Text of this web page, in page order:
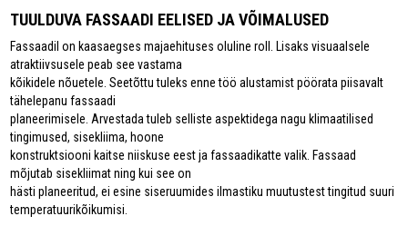
TUULDUVA FASSAADI EELISED JA VÕIMALUSED
Fassaadil on kaasaegses majaehituses oluline roll. Lisaks visuaalsele
atraktiivsusele peab see vastama
kõikidele nõuetele. Seetõttu tuleks enne töö alustamist pöörata piisavalt
tähelepanu fassaadi
planeerimisele. Arvestada tuleb selliste aspektidega nagu klimaatilised
tingimused, sisekliima, hoone
konstruktsiooni kaitse niiskuse eest ja fassaadikatte valik. Fassaad
mõjutab sisekliimat ning kui see on
hästi planeeritud, ei esine siseruumides ilmastiku muutustest tingitud suuri
temperatuurikõikumisi.